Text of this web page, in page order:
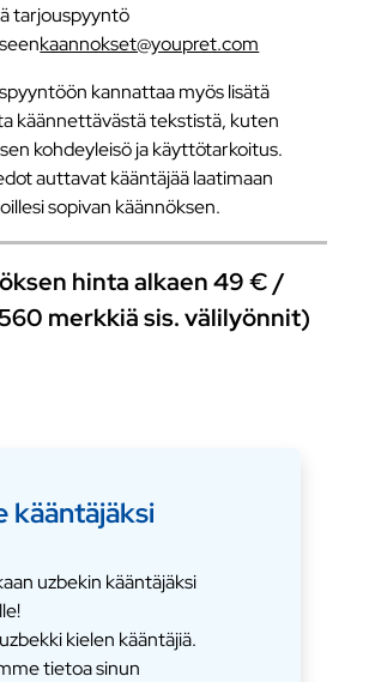
tarjouspyyntö
kaannokset@youpret.com
kannattaa myös lisätä
käännettävästä tekstistä, kuten
kohdeyleisö ja käyttötarkoitus.
auttavat kääntäjää laatimaan
sopivan käännöksen.
hinta alkaen 49 € /
merkkiä sis. välilyönnit)
kääntäjäksi
uzbekin kääntäjäksi
kielen kääntäjiä.
tietoa sinun